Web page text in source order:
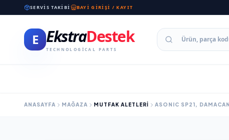
SERVIS TAKIBI BAYI GIRIŞI / KAYIT
E EkstraDestek
TECHNOLOGICAL PARTS
ANASAYFA MAĞAZA MUTFAK ALETLERİ ASONIC SP21,